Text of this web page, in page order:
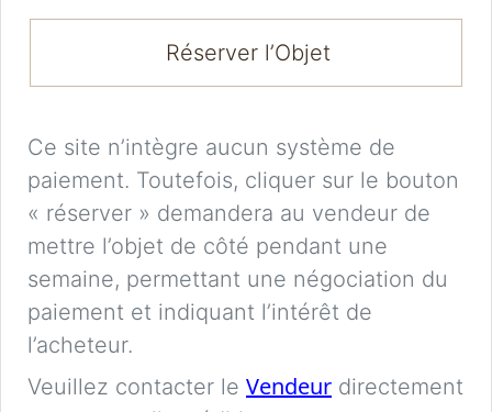
Réserver l’Objet
Ce site n’intègre aucun système de
paiement. Toutefois, cliquer sur le bouton
« réserver » demandera au vendeur de
mettre l’objet de côté pendant une
semaine, permettant une négociation du
paiement et indiquant l’intérêt de
l’acheteur.
Veuillez contacter le Vendeur directement